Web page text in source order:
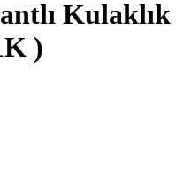
Kulaklık
)